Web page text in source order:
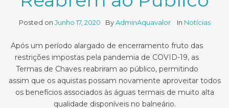
Posted on Junho 17, 2020 ByAdminAquavalor In Notícias
Após um período alargado de encerramento fruto das
restrições impostas pela pandemia de COVID-19, as
Termas de Chaves reabriram ao público, permitindo
assim que os aquistas possam novamente aproveitar todos
os benefícios associados às águas termais de muito alta
qualidade disponíveis no balneário.